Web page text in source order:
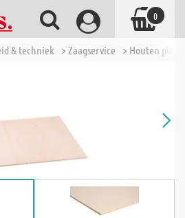
& techniek > Zaagservice > Houten
0